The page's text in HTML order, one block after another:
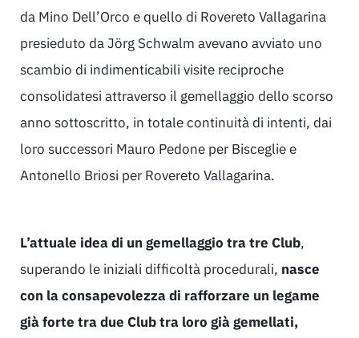
da Mino Dell’Orco e quello di Rovereto Vallagarina
presieduto da Jörg Schwalm avevano avviato uno
scambio di indimenticabili visite reciproche
consolidatesi attraverso il gemellaggio dello scorso
anno sottoscritto, in totale continuità di intenti, dai
loro successori Mauro Pedone per Bisceglie e
Antonello Briosi per Rovereto Vallagarina.
L’attuale idea di un gemellaggio tra tre Club,
superando le iniziali difficoltà procedurali, nasce
con la consapevolezza di rafforzare un legame
già forte tra due Club tra loro già gemellati,